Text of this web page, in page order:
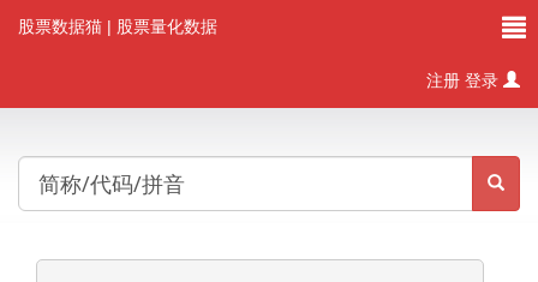
股票数据猫 | 股票量化数据
注册 登录